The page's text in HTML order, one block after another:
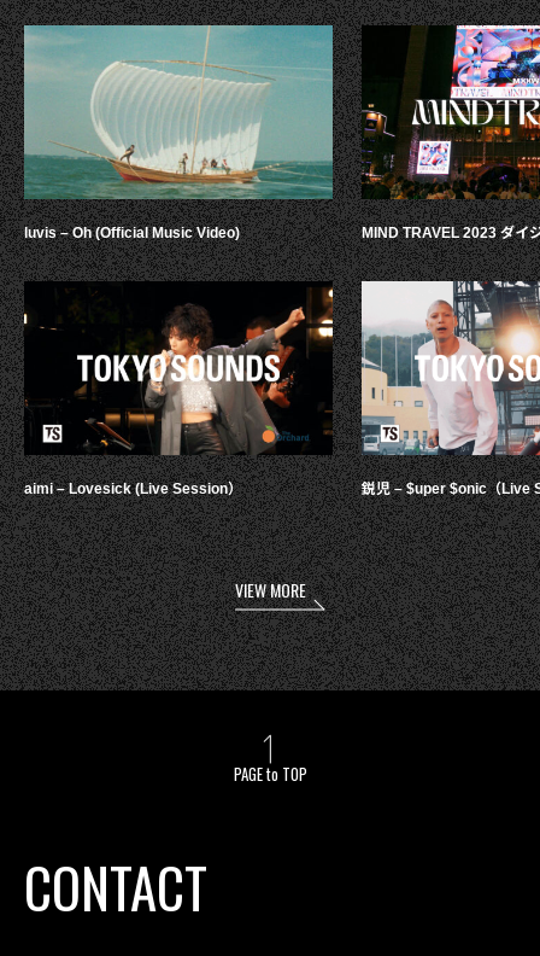
luvis – Oh (Official Music Video)
aimi – Lovesick (Live Session）
MIND TRAVEL 2023 ダイ
鋭児 – $uper $onic（Live
VIEW MORE
PAGE to TOP
CONTACT